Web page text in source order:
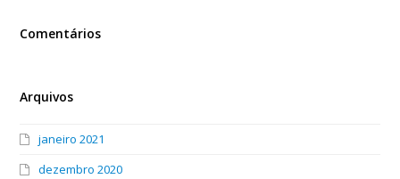
Comentários
Arquivos
janeiro 2021
dezembro 2020